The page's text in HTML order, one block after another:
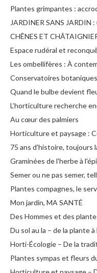
Plantes grimpantes :
JARDINER SANS JARDIN
CHÊNES ET
Espace rudéral et
Les ombellifères : À
Conservatoires
Quand le bulbe devient
L’horticulture recherche
Au cœur des palmiers
Horticulture et paysage :
75 ans d'histoire, toujours
Graminées de l'herbe à l'épi
Semer ou ne pas semer,
Plantes compagnes, le
Mon jardin, MA SANTÉ
Des Hommes et des
Du sol au la – de la plante
Horti-Écologie – De la
Plantes sympas et fleurs